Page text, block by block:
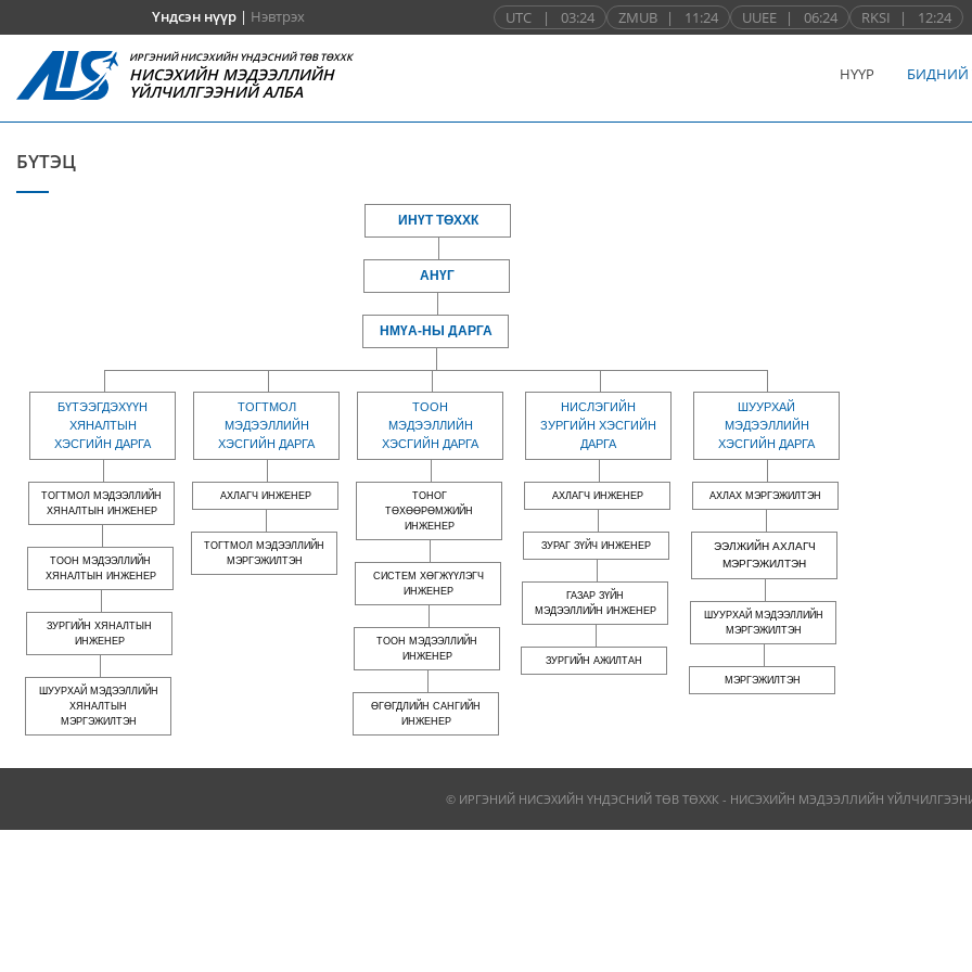
Үндсэн нүүр| Нэвтрэх UTC | 03:24 ZMUB | 11:24 UUEE | 06:24 RKSI | 12:24
ИРГЭНИЙ НИСЭХИЙН ҮНДЭСНИЙ ТӨВ ТӨХХК
НИСЭХИЙН МЭДЭЭЛЛИЙН
ҮЙЛЧИЛГЭЭНИЙ АЛБА
НҮҮР БИДНИЙ
БҮТЭЦ
ИНҮТ ТӨХХК
АНҮГ
НМҮА-НЫ ДАРГА
БҮТЭЭГДЭХҮҮН
ХЯНАЛТЫН
ХЭСГИЙН ДАРГА
ТОГТМОЛ МЭДЭЭЛЛИЙН
ХЯНАЛТЫН ИНЖЕНЕР
ТООН МЭДЭЭЛЛИЙН
ХЯНАЛТЫН ИНЖЕНЕР
ЗУРГИЙН ХЯНАЛТЫН
ИНЖЕНЕР
ШУУРХАЙ МЭДЭЭЛЛИЙН
ХЯНАЛТЫН
МЭРГЭЖИЛТЭН
ТОГТМОЛ
МЭДЭЭЛЛИЙН
ХЭСГИЙН ДАРГА
АХЛАГЧ ИНЖЕНЕР
ТОГТМОЛ МЭДЭЭЛЛИЙН
МЭРГЭЖИЛТЭН
ТООН
МЭДЭЭЛЛИЙН
ХЭСГИЙН ДАРГА
ТОНОГ
ТӨХӨӨРӨМЖИЙН
ИНЖЕНЕР
СИСТЕМ ХӨГЖҮҮЛЭГЧ
ИНЖЕНЕР
ТООН МЭДЭЭЛЛИЙН
ИНЖЕНЕР
ӨГӨГДЛИЙН САНГИЙН
ИНЖЕНЕР
НИСЛЭГИЙН
ЗУРГИЙН ХЭСГИЙН
ДАРГА
АХЛАГЧ ИНЖЕНЕР
ЗУРАГ ЗҮЙЧ ИНЖЕНЕР
ГАЗАР ЗҮЙН
МЭДЭЭЛЛИЙН ИНЖЕНЕР
ЗУРГИЙН АЖИЛТАН
ШУУРХАЙ
МЭДЭЭЛЛИЙН
ХЭСГИЙН ДАРГА
АХЛАХ МЭРГЭЖИЛТЭН
ЭЭЛЖИЙН АХЛАГЧ
МЭРГЭЖИЛТЭН
ШУУРХАЙ МЭДЭЭЛЛИЙН
МЭРГЭЖИЛТЭН
МЭРГЭЖИЛТЭН
© ИРГЭНИЙ НИСЭХИЙН ҮНДЭСНИЙ ТӨВ ТӨХХК - НИСЭХИЙН МЭДЭЭЛЛИЙН